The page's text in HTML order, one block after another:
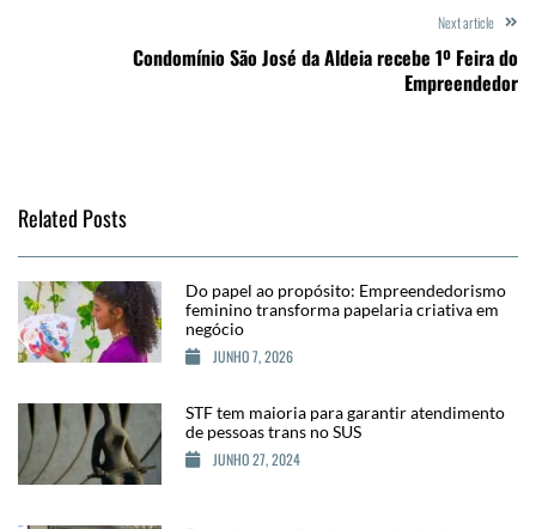
Next article
Condomínio São José da Aldeia recebe 1º Feira do
Empreendedor
Related Posts
Do papel ao propósito: Empreendedorismo
feminino transforma papelaria criativa em
negócio
JUNHO 7, 2026
STF tem maioria para garantir atendimento
de pessoas trans no SUS
JUNHO 27, 2024